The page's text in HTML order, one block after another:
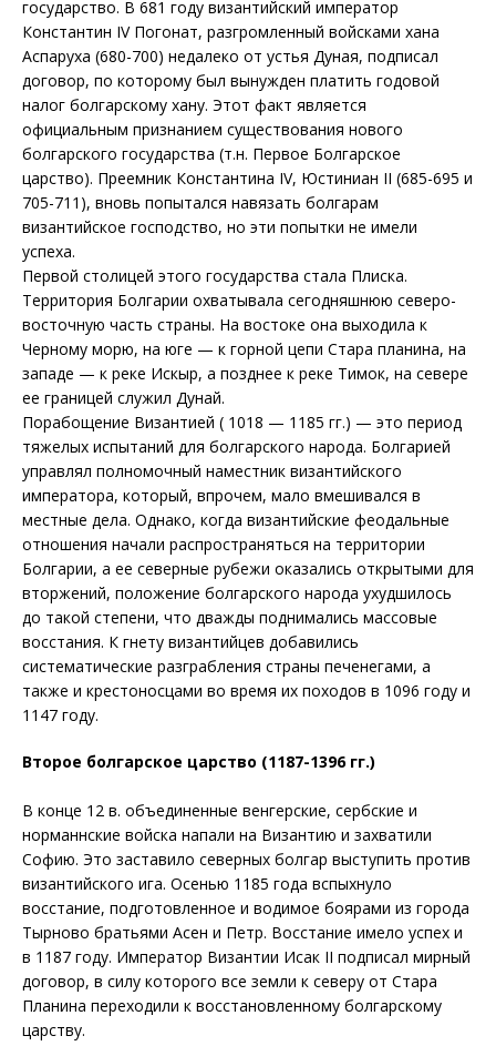
государство. В 681 году византийский император
Константин IV Погонат, разгромленный войсками хана
Аспаруха (680-700) недалеко от устья Дуная, подписал
договор, по которому был вынужден платить годовой
налог болгарскому хану. Этот факт является
официальным признанием существования нового
болгарского государства (т.н. Первое Болгарское
царство). Преемник Константина IV, Юстиниан II (685-695 и
705-711), вновь попытался навязать болгарам
византийское господство, но эти попытки не имели
успеха.
Первой столицей этого государства стала Плиска.
Территория Болгарии охватывала сегодняшнюю северо-
восточную часть страны. На востоке она выходила к
Черному морю, на юге — к горной цепи Стара планина, на
западе — к реке Искыр, а позднее к реке Тимок, на севере
ее границей служил Дунай.
Порабощение Византией ( 1018 — 1185 гг.) — это период
тяжелых испытаний для болгарского народа. Болгарией
управлял полномочный наместник византийского
императора, который, впрочем, мало вмешивался в
местные дела. Однако, когда византийские феодальные
отношения начали распространяться на территории
Болгарии, а ее северные рубежи оказались открытыми для
вторжений, положение болгарского народа ухудшилось
до такой степени, что дважды поднимались массовые
восстания. К гнету византийцев добавились
систематические разграбления страны печенегами, а
также и крестоносцами во время их походов в 1096 году и
1147 году.
Второе болгарское царство (1187-1396 гг.)
В конце 12 в. объединенные венгерские, сербские и
норманнские войска напали на Византию и захватили
Софию. Это заставило северных болгар выступить против
византийского ига. Осенью 1185 года вспыхнуло
восстание, подготовленное и водимое боярами из города
Тырново братьями Асен и Петр. Восстание имело успех и
в 1187 году. Император Византии Исак II подписал мирный
договор, в силу которого все земли к северу от Стара
Планина переходили к восстановленному болгарскому
царству.